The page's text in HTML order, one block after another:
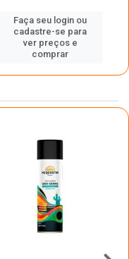
Faça seu login ou
cadastre-se para
ver preços e
comprar